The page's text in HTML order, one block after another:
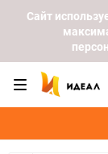
Cайт